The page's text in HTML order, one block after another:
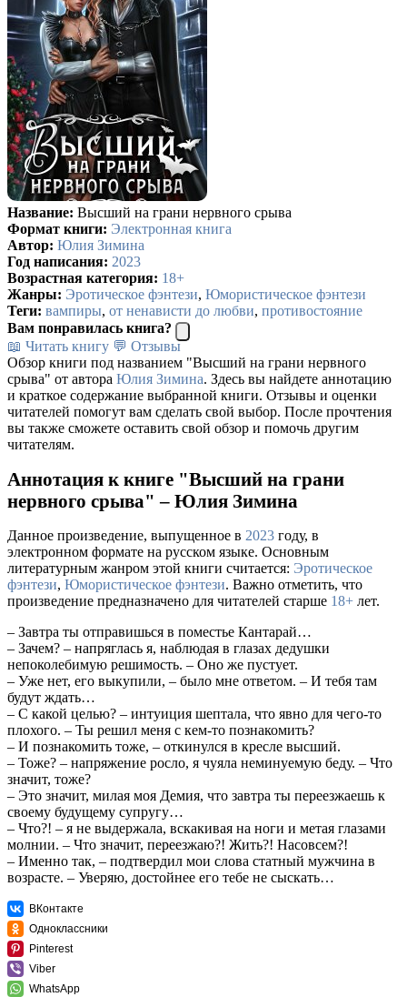
Название: Высший на грани нервного срыва
Формат книги: Электронная книга
Автор: Юлия Зимина
Год написания: 2023
Возрастная категория: 18+
Жанры: Эротическое фэнтези, Юмористическое фэнтези
Теги: вампиры, от ненависти до любви, противостояние
Вам понравилась книга?
📖 Читать книгу 💬 Отзывы
Обзор книги под названием "Высший на грани нервного
срыва" от автора Юлия Зимина. Здесь вы найдете аннотацию
и краткое содержание выбранной книги. Отзывы и оценки
читателей помогут вам сделать свой выбор. После прочтения
вы также сможете оставить свой обзор и помочь другим
читателям.
Аннотация к книге "Высший на грани
нервного срыва" – Юлия Зимина
Данное произведение, выпущенное в 2023 году, в
электронном формате на русском языке. Основным
литературным жанром этой книги считается: Эротическое
фэнтези, Юмористическое фэнтези. Важно отметить, что
произведение предназначено для читателей старше 18+ лет.
– Завтра ты отправишься в поместье Кантарай…
– Зачем? – напряглась я, наблюдая в глазах дедушки
непоколебимую решимость. – Оно же пустует.
– Уже нет, его выкупили, – было мне ответом. – И тебя там
будут ждать…
– С какой целью? – интуиция шептала, что явно для чего-то
плохого. – Ты решил меня с кем-то познакомить?
– И познакомить тоже, – откинулся в кресле высший.
– Тоже? – напряжение росло, я чуяла неминуемую беду. – Что
значит, тоже?
– Это значит, милая моя Демия, что завтра ты переезжаешь к
своему будущему супругу…
– Что?! – я не выдержала, вскакивая на ноги и метая глазами
молнии. – Что значит, переезжаю?! Жить?! Насовсем?!
– Именно так, – подтвердил мои слова статный мужчина в
возрасте. – Уверяю, достойнее его тебе не сыскать…
ВКонтакте
Одноклассники
Pinterest
Viber
WhatsApp